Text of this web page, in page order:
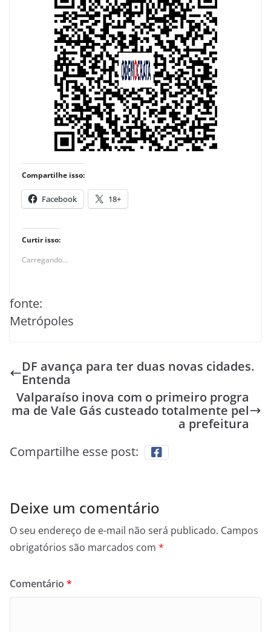
Compartilhe isso:
Facebook 18+
Curtir isso:
Carregando...
fonte:
Metrópoles
DF avança para ter duas novas cidades.
Entenda
Valparaíso inova com o primeiro progra
ma de Vale Gás custeado totalmente pel
a prefeitura
Compartilhe esse post:
Deixe um comentário
O seu endereço de e-mail não será publicado. Campos
obrigatórios são marcados com *
Comentário *